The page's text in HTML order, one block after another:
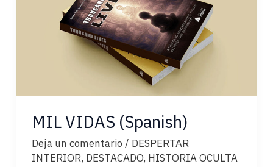
MIL VIDAS (Spanish)
Deja un comentario / DESPERTAR
INTERIOR, DESTACADO, HISTORIA OCULTA